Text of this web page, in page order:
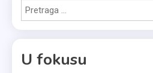
U fokusu